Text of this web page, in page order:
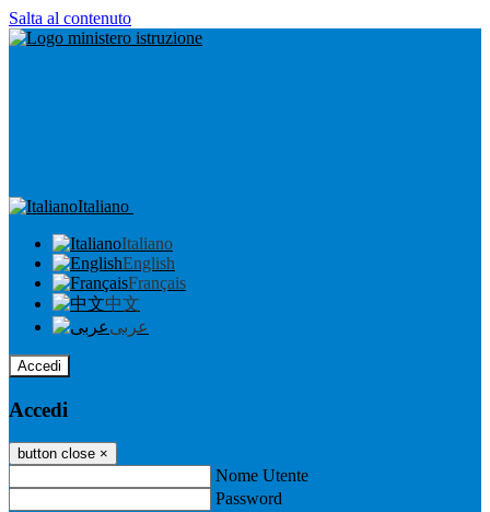
Salta al contenuto
Italiano
Italiano
English
Français
中文
عربى
Accedi
Accedi
button close ×
Nome Utente
Password